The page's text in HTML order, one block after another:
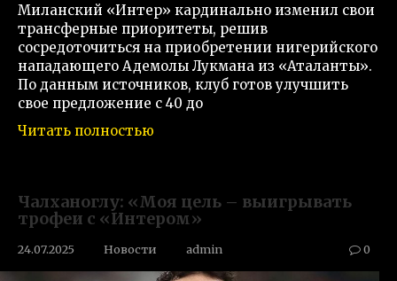
Миланский «Интер» кардинально изменил свои
трансферные приоритеты, решив
сосредоточиться на приобретении нигерийского
нападающего Адемолы Лукмана из «Аталанты».
По данным источников, клуб готов улучшить
свое предложение с 40 до
Читать полностью
Чалханоглу: «Моя цель – выигрывать
трофеи с «Интером»
24.07.2025 Новости admin 0